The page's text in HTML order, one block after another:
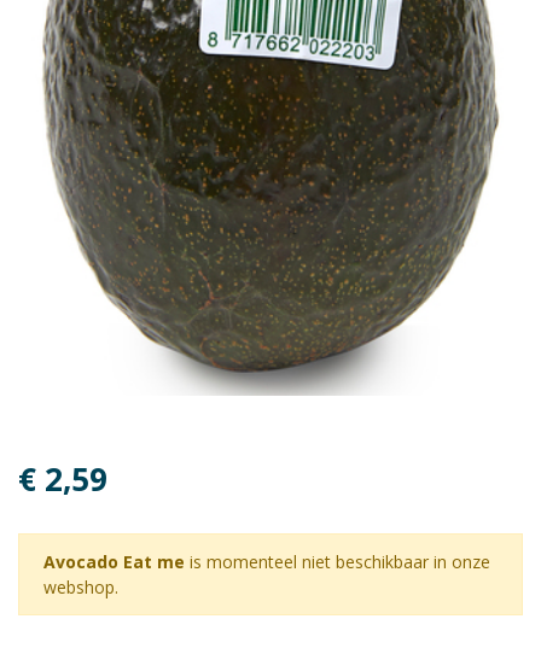
€ 2,59
Avocado Eat me is momenteel niet beschikbaar in onze
webshop.